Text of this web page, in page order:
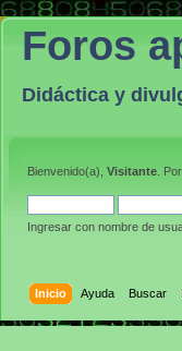
Foros
Didáctica y
Bienvenido(a), Visitante .
Ingresar con nombre de
Inicio Ayuda Buscar